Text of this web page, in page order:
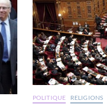
POLITIQUE RELIGIONS